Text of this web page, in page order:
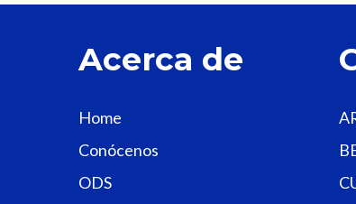
Acerca de
Home
Conócenos
ODS